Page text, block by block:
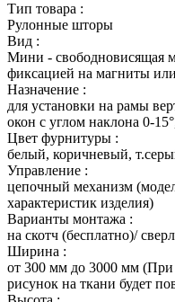
Тип товара :
Рулонные шторы
Вид :
Мини - свободновисящая
фиксацией на магниты
Назначение :
для установки на рамы
окон с углом наклона 0-
Цвет фурнитуры :
белый, коричневый,
Управление :
цепочный механизм
характеристик изделия)
Варианты монтажа :
на скотч (бесплатно)/
Ширина :
от 300 мм до 3000 мм
рисунок на ткани будет